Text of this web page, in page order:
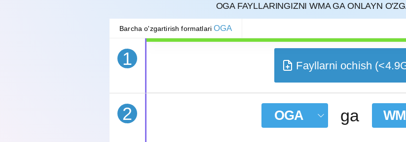
OGA FAYLLARINGIZNI WMA GA ONLAYN
Barcha o'zgartirish formatlariOGA
1 Fayllarni ochish
2 OGA ga